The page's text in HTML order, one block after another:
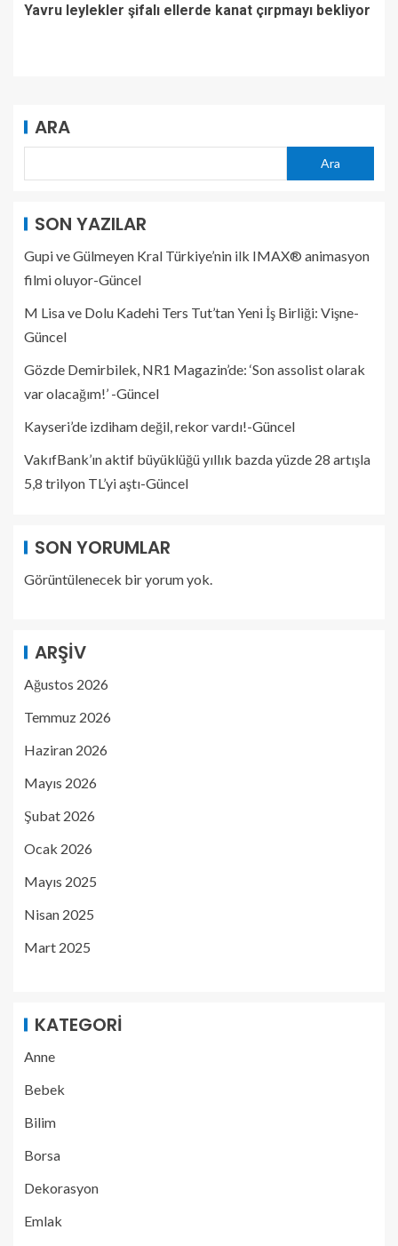
Yavru leylekler şifalı ellerde kanat çırpmayı bekliyor
ARA
Ara
SON YAZILAR
Gupi ve Gülmeyen Kral Türkiye’nin ilk IMAX® animasyon
filmi oluyor-Güncel
M Lisa ve Dolu Kadehi Ters Tut’tan Yeni İş Birliği: Vişne-
Güncel
Gözde Demirbilek, NR1 Magazin’de: ‘Son assolist olarak
var olacağım!’ -Güncel
Kayseri’de izdiham değil, rekor vardı!-Güncel
VakıfBank’ın aktif büyüklüğü yıllık bazda yüzde 28 artışla
5,8 trilyon TL’yi aştı-Güncel
SON YORUMLAR
Görüntülenecek bir yorum yok.
ARŞIV
Ağustos 2026
Temmuz 2026
Haziran 2026
Mayıs 2026
Şubat 2026
Ocak 2026
Mayıs 2025
Nisan 2025
Mart 2025
KATEGORI
Anne
Bebek
Bilim
Borsa
Dekorasyon
Emlak